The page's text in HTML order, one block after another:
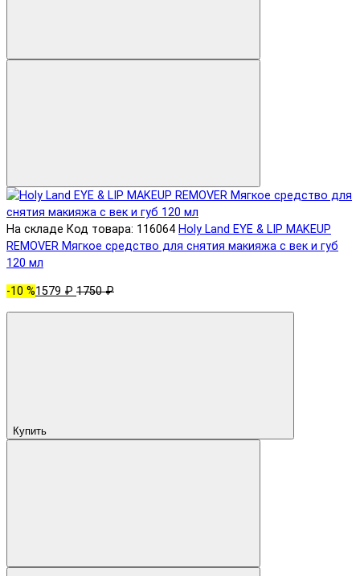
На складе Код товара: 116064 Holy Land EYE & LIP MAKEUP
REMOVER Мягкое средство для снятия макияжа с век и губ
120 мл
-10 %1579 ₽ 1750 ₽
Купить